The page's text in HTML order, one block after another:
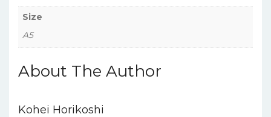
Size
A5
About The Author
Kohei Horikoshi